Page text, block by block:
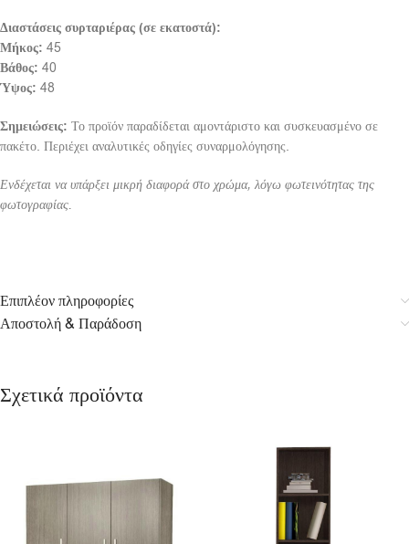
Διαστάσεις συρταριέρας (σε εκατοστά):
Μήκος: 45
Βάθος: 40
Ύψος: 48
Σημειώσεις: Το προϊόν παραδίδεται αμοντάριστο και συσκευασμένο σε
πακέτο. Περιέχει αναλυτικές οδηγίες συναρμολόγησης.
Ενδέχεται να υπάρξει μικρή διαφορά στο χρώμα, λόγω φωτεινότητας της
φωτογραφίας.
Επιπλέον πληροφορίες
Αποστολή & Παράδοση
Σχετικά προϊόντα